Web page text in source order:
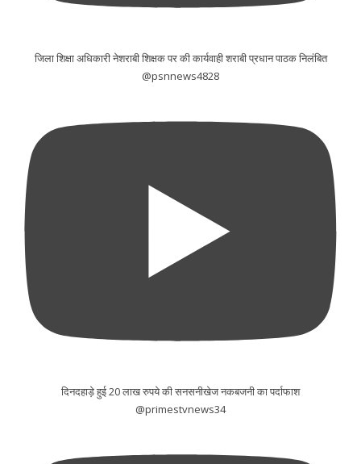
जिला शिक्षा अधिकारी नेशराबी शिक्षक पर की कार्यवाही शराबी प्रधान पाठक निलंबित
@psnnews4828
दिनदहाड़े हुई 20 लाख रुपये की सनसनीखेज नकबजनी का पर्दाफाश
@primestvnews34